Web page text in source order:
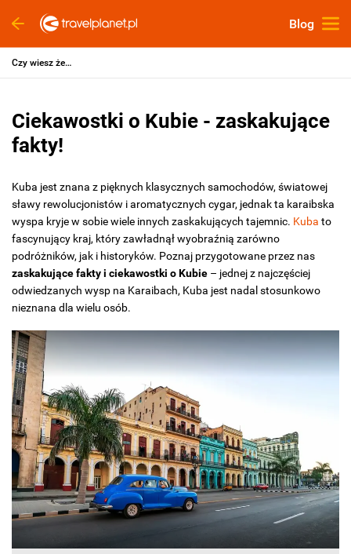
Blog
Czy wiesz że…
Ciekawostki o Kubie - zaskakujące
fakty!
Kuba jest znana z pięknych klasycznych samochodów, światowej
sławy rewolucjonistów i aromatycznych cygar, jednak ta karaibska
wyspa kryje w sobie wiele innych zaskakujących tajemnic. Kuba to
fascynujący kraj, który zawładnął wyobraźnią zarówno
podróżników, jak i historyków. Poznaj przygotowane przez nas
zaskakujące fakty i ciekawostki o Kubie – jednej z najczęściej
odwiedzanych wysp na Karaibach, Kuba jest nadal stosunkowo
nieznana dla wielu osób.